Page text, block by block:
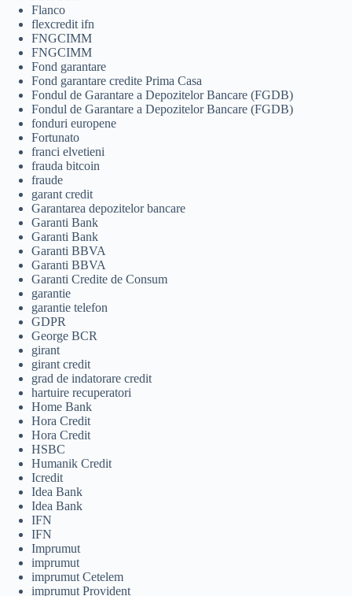
Flanco
flexcredit ifn
FNGCIMM
FNGCIMM
Fond garantare
Fond garantare credite Prima Casa
Fondul de Garantare a Depozitelor Bancare (FGDB)
Fondul de Garantare a Depozitelor Bancare (FGDB)
fonduri europene
Fortunato
franci elvetieni
frauda bitcoin
fraude
garant credit
Garantarea depozitelor bancare
Garanti Bank
Garanti Bank
Garanti BBVA
Garanti BBVA
Garanti Credite de Consum
garantie
garantie telefon
GDPR
George BCR
girant
girant credit
grad de indatorare credit
hartuire recuperatori
Home Bank
Hora Credit
Hora Credit
HSBC
Humanik Credit
Icredit
Idea Bank
Idea Bank
IFN
IFN
Imprumut
imprumut
imprumut Cetelem
imprumut Provident